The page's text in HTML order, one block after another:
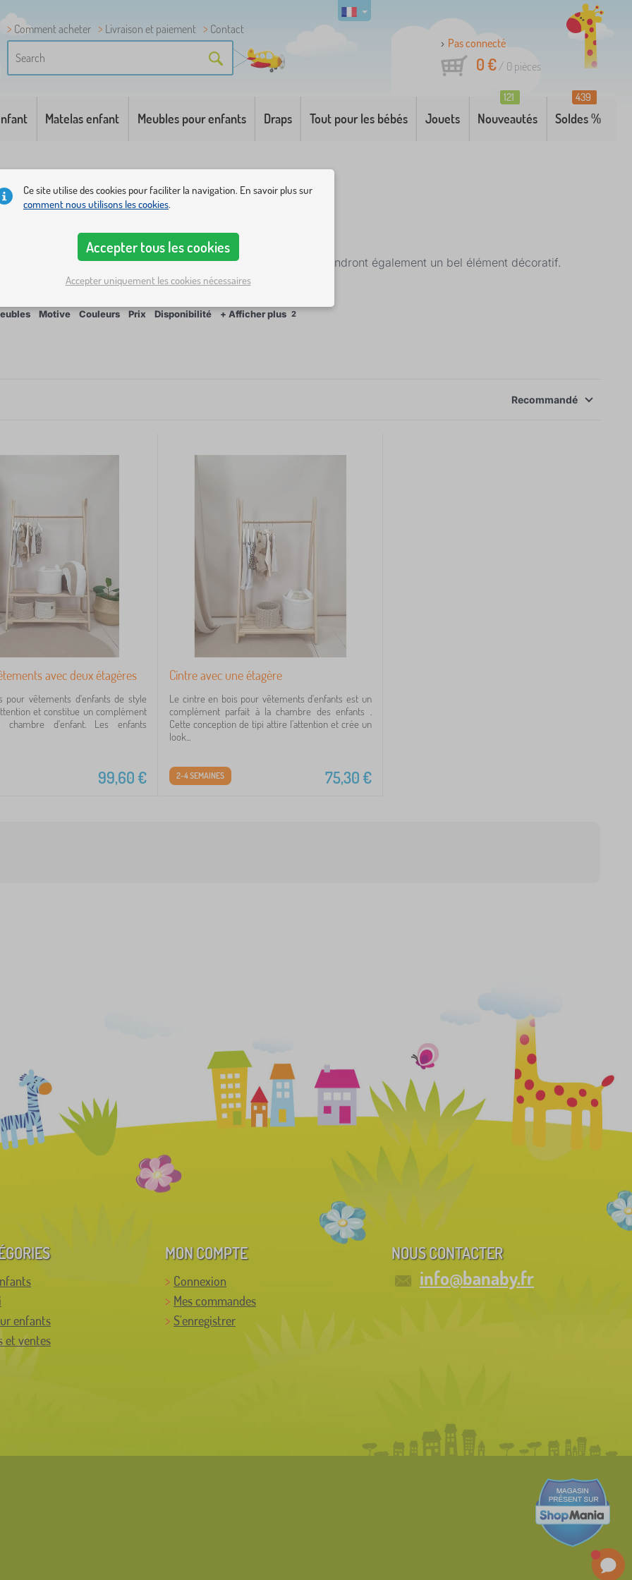
Comment acheter Livraison et paiement
Contact
Pas connecté
0 €/ 0 pièces
Matelas enfant Meubles pour enfants Draps Tout pour les bébés Jouets Nouveautés
121
Soldes %
439
meubles pour enfants
à garder la pièce ou le hall de votre enfant, mais ils deviendront également un bel élément décoratif.
Motive Couleurs Prix Disponibilité + Afficher plus 2
Recommandé
avec deux étagères
pour vêtements d'enfants de style
et constitue un complément
d'enfant. Les enfants
99,60€
Cintre avec une étagère
Le cintre en bois pour vêtements d'enfants est un
complément parfait à la chambre des enfants .
Cette conception de tipi attire l’attention et crée un
look...
75,30€
2-4 SEMAINES
enfants
et ventes
MON COMPTE
Connexion
Mes commandes
S'enregistrer
NOUS CONTACTER
info@banaby.fr
Ce site utilise des cookies pour faciliter la navigation. En savoir plus sur
comment nous utilisons les cookies.
Accepter tous les cookies
Accepter uniquement les cookies nécessaires